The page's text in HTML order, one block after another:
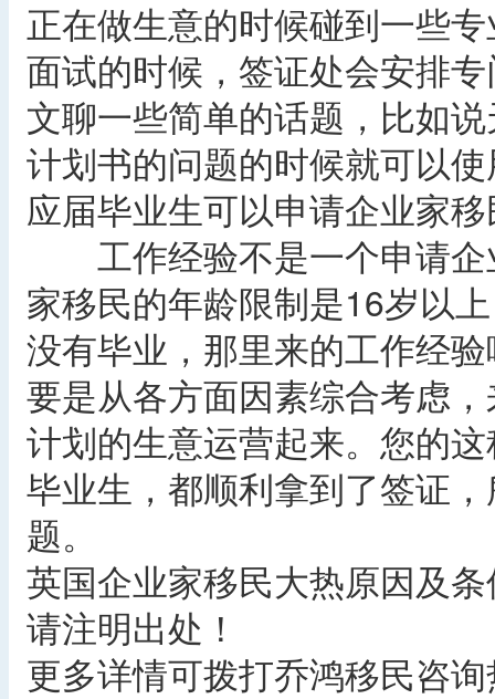
正在做生意的时候碰到一些
面试的时候，签证处会安排
文聊一些简单的话题，比如
计划书的问题的时候就可以
应届毕业生可以申请企业家
工作经验不是一个申请企
家移民的年龄限制是16岁以
没有毕业，那里来的工作经
要是从各方面因素综合考虑
计划的生意运营起来。您的
毕业生，都顺利拿到了签证
题。
英国企业家移民大热原因及
请注明出处！
更多详情可拨打乔鸿移民咨